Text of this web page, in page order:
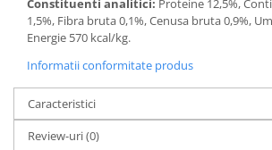
Constituenti analitici: Proteine 12,5%,
1,5%, Fibra bruta 0,1%, Cenusa bruta 0,9%,
Energie 570 kcal/kg.
Informatii conformitate produs
Caracteristici
Review-uri(0)